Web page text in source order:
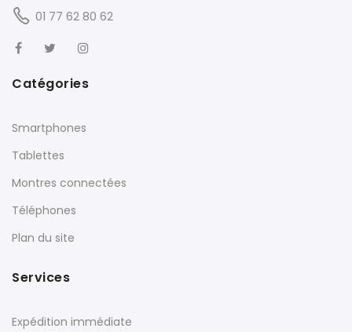
01 77 62 80 62
Catégories
Smartphones
Tablettes
Montres connectées
Téléphones
Plan du site
Services
Expédition immédiate